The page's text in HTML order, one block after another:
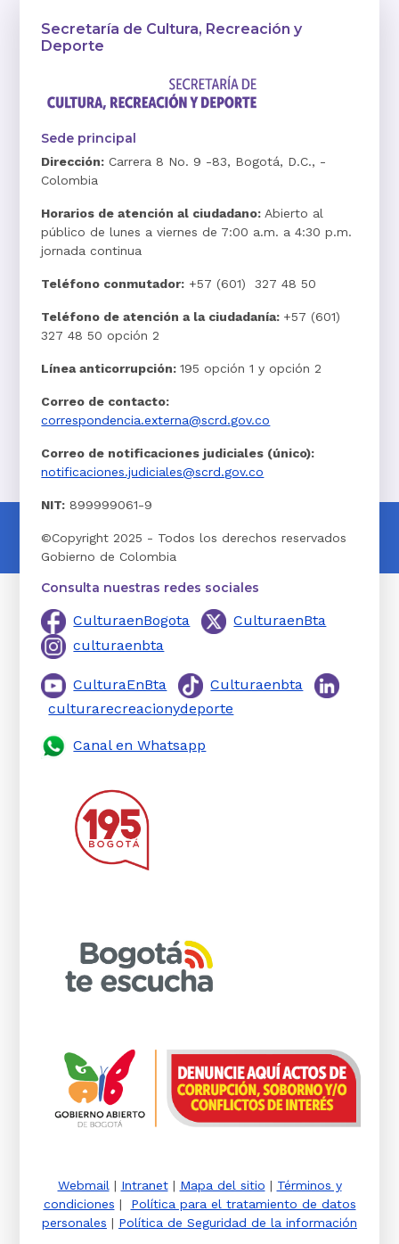
Secretaría de Cultura, Recreación y
Deporte
Sede principal
Dirección: Carrera 8 No. 9 -83, Bogotá, D.C., -
Colombia
Horarios de atención al ciudadano: Abierto al
público de lunes a viernes de 7:00 a.m. a 4:30 p.m.
jornada continua
Teléfono conmutador: +57 (601) 327 48 50
Teléfono de atención a la ciudadanía: +57 (601)
327 48 50 opción 2
Línea anticorrupción:195 opción 1 y opción 2
Correo de contacto:
correspondencia.externa@scrd.gov.co
Correo de notificaciones judiciales (único):
notificaciones.judiciales@scrd.gov.co
NIT: 899999061-9
©Copyright 2025 - Todos los derechos reservados
Gobierno de Colombia
Consulta nuestras redes sociales
CulturaenBogota
CulturaenBta
culturaenbta
CulturaEnBta
Culturaenbta
culturarecreacionydeporte
Canal en Whatsapp
Webmail| Intranet| Mapa del sitio | Términos y
condiciones | Política para el tratamiento de datos
personales | Política de Seguridad de la información